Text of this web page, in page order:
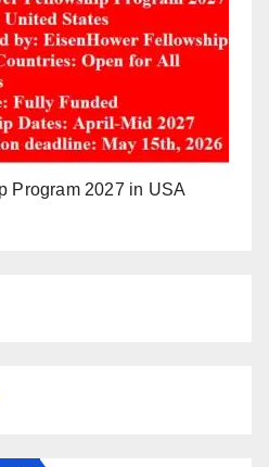
Program 2027 in USA